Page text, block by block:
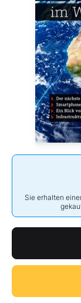
Sie erhalten